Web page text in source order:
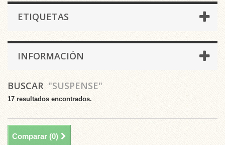
ETIQUETAS
INFORMACIÓN
BUSCAR "SUSPENSE"
17 resultados encontrados.
Comparar (0)